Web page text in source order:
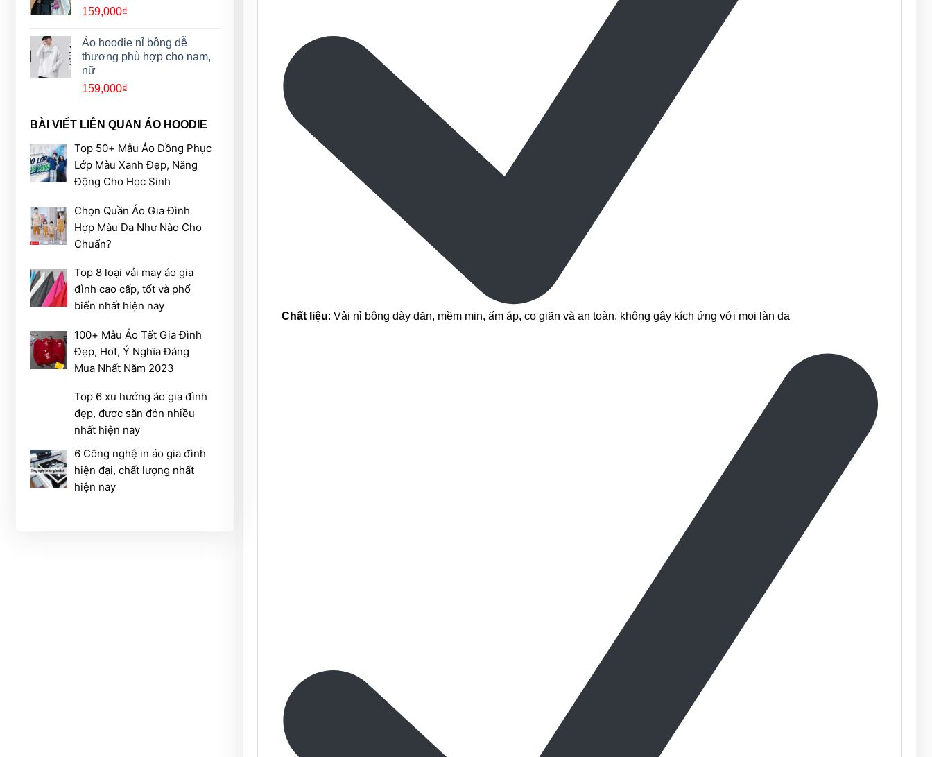
159,000₫
Áo hoodie nỉ bông dễ
thương phù hợp cho nam,
nữ
159,000₫
BÀI VIẾT LIÊN QUAN ÁO HOODIE
Top 50+ Mẫu Áo Đồng Phục
Lớp Màu Xanh Đẹp, Năng
Động Cho Học Sinh
Chọn Quần Áo Gia Đình
Hợp Màu Da Như Nào Cho
Chuẩn?
Top 8 loại vải may áo gia
đình cao cấp, tốt và phổ
biến nhất hiện nay
100+ Mẫu Áo Tết Gia Đình
Đẹp, Hot, Ý Nghĩa Đáng
Mua Nhất Năm 2023
Top 6 xu hướng áo gia đình
đẹp, được săn đón nhiều
nhất hiện nay
6 Công nghệ in áo gia đình
hiện đại, chất lượng nhất
hiện nay
Chất liệu: Vải nỉ bông dày dặn, mềm mịn, ấm áp, co giãn và an toàn, không gây kích ứng với mọi làn da